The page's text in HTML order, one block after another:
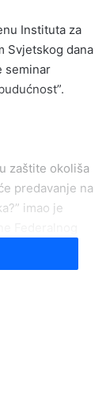
Instituta za
Svjetskog dana
seminar
zaštite okoliša
predavanje na
imao je
nego naša
Trebamo
To je
eksperata